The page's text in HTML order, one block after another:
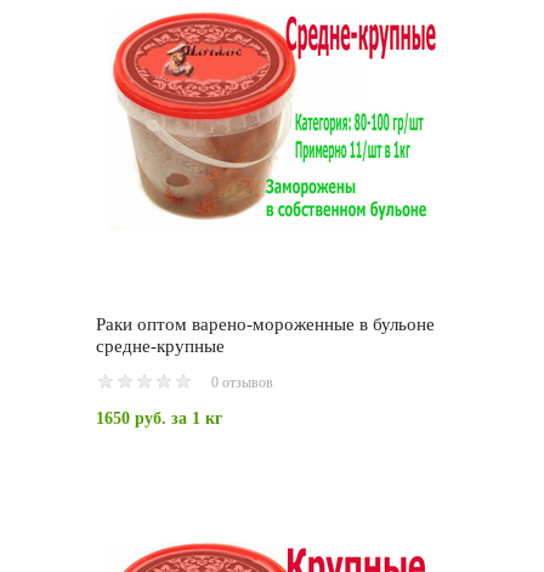
Раки оптом варено-мороженные в бульоне
средне-крупные
0 отзывов
1650 руб. за 1 кг